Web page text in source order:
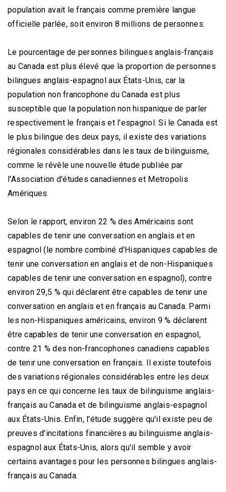
population avait le français comme première langue
officielle parlée, soit environ 8 millions de personnes.
Le pourcentage de personnes bilingues anglais-français
au Canada est plus élevé que la proportion de personnes
bilingues anglais-espagnol aux États-Unis, car la
population non francophone du Canada est plus
susceptible que la population non hispanique de parler
respectivement le français et l'espagnol. Si le Canada est
le plus bilingue des deux pays, il existe des variations
régionales considérables dans les taux de bilinguisme,
comme le révèle une nouvelle étude publiée par
l'Association d'études canadiennes et Metropolis
Amériques.
Selon le rapport, environ 22 % des Américains sont
capables de tenir une conversation en anglais et en
espagnol (le nombre combiné d'Hispaniques capables de
tenir une conversation en anglais et de non-Hispaniques
capables de tenir une conversation en espagnol), contre
environ 29,5 % qui déclarent être capables de tenir une
conversation en anglais et en français au Canada. Parmi
les non-Hispaniques américains, environ 9 % déclarent
être capables de tenir une conversation en espagnol,
contre 21 % des non-francophones canadiens capables
de tenir une conversation en français. Il existe toutefois
des variations régionales considérables entre les deux
pays en ce qui concerne les taux de bilinguisme anglais-
français au Canada et de bilinguisme anglais-espagnol
aux États-Unis. Enfin, l'étude suggère qu'il existe peu de
preuves d'incitations financières au bilinguisme anglais-
espagnol aux États-Unis, alors qu'il semble y avoir
certains avantages pour les personnes bilingues anglais-